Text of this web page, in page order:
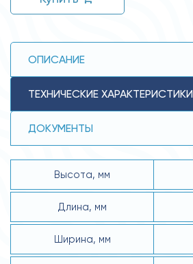
ОПИСАНИЕ
ТЕХНИЧЕСКИЕ ХАРАКТЕРИСТИКИ
ДОКУМЕНТЫ
Высота, мм
Длина, мм
Ширина, мм